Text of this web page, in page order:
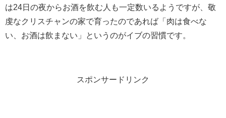
は24日の夜からお酒を飲む人も一定数いるようですが、敬
虔なクリスチャンの家で育ったのであれば「肉は食べな
い、お酒は飲まない」というのがイブの習慣です。
スポンサードリンク